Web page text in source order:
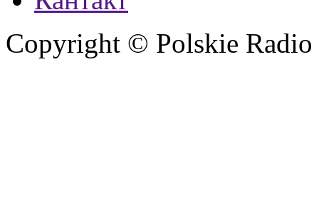
Copyright © Polskie